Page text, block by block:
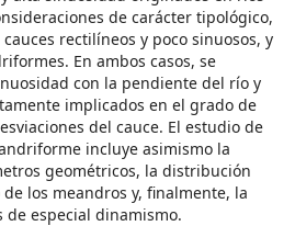
de carácter tipológico,
rectilíneos y poco sinuosos, y
En ambos casos, se
con la pendiente del río y
implicados en el grado de
del cauce. El estudio de
incluye asimismo la
geométricos, la distribución
los meandros y, finalmente, la
especial dinamismo.